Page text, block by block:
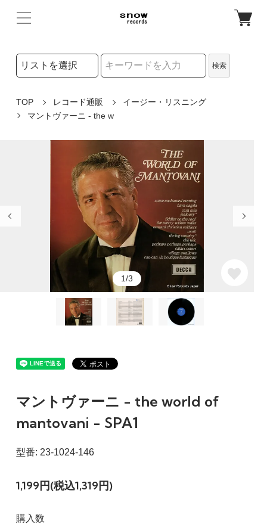
検索リストの選択
検索
TOP レコード通販
イージー・リスニング
マントヴァーニ - the w
1/3
マントヴァーニ - the world of
mantovani - SPA1
型番: 23-1024-146
1,199円(税込1,319円)
購入数